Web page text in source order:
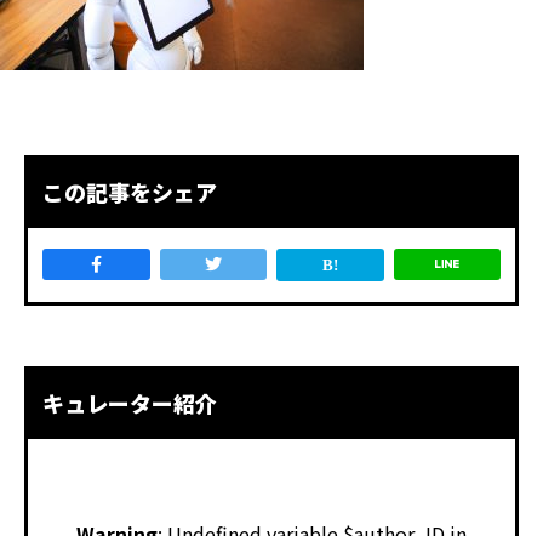
この記事をシェア
キュレーター紹介